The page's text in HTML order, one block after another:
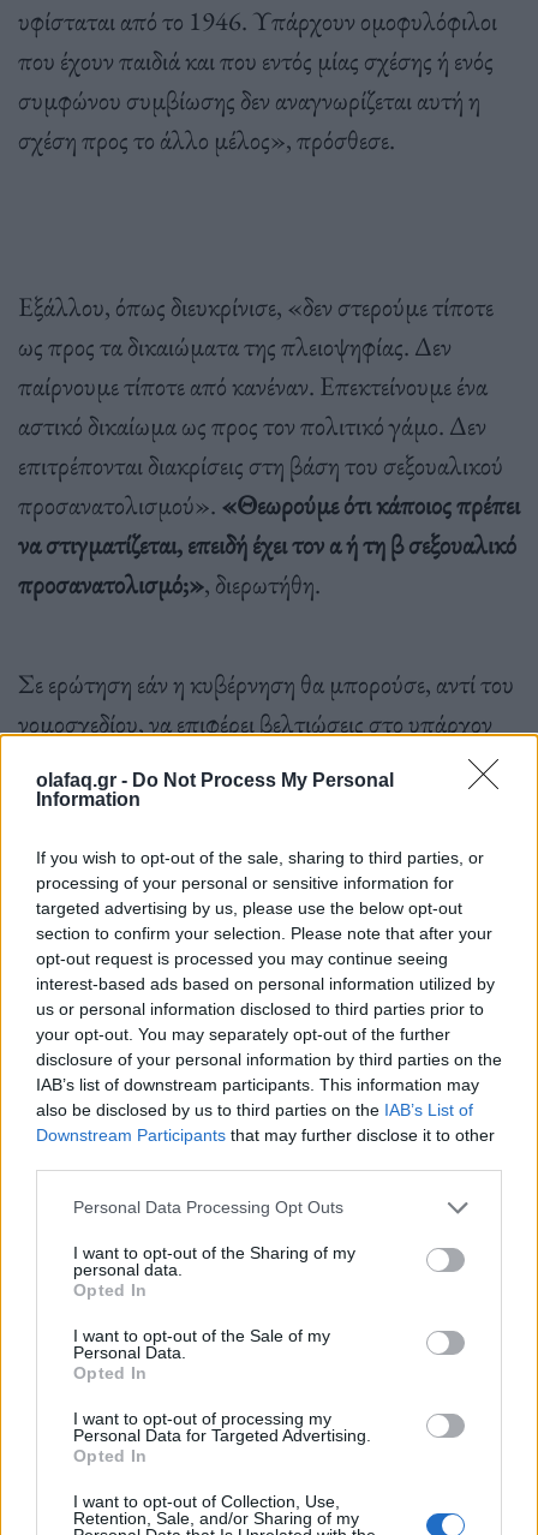
olafaq.gr - Do Not Process My Personal
Information
If you wish to opt-out of the sale, sharing to third parties, or
processing of your personal or sensitive information for
targeted advertising by us, please use the below opt-out
section to confirm your selection. Please note that after your
opt-out request is processed you may continue seeing
interest-based ads based on personal information utilized by
us or personal information disclosed to third parties prior to
your opt-out. You may separately opt-out of the further
disclosure of your personal information by third parties on the
IAB’s list of downstream participants. This information may
also be disclosed by us to third parties on the IAB’s List of
Downstream Participants that may further disclose it to other
Personal Data Processing Opt Outs
I want to opt-out of the Sharing of my
personal data.
Opted In
I want to opt-out of the Sale of my
Personal Data.
Opted In
I want to opt-out of processing my
Personal Data for Targeted Advertising.
Opted In
I want to opt-out of Collection, Use,
Retention, Sale, and/or Sharing of my
υφίσταται από το 1946. Υπάρχουν ομοφυλόφιλοι
που έχουν παιδιά και που εντός μίας σχέσης ή ενός
συμφώνου συμβίωσης δεν αναγνωρίζεται αυτή η
σχέση προς το άλλο μέλος», πρόσθεσε.
Εξάλλου, όπως διευκρίνισε, «δεν στερούμε τίποτε
ως προς τα δικαιώματα της πλειοψηφίας. Δεν
παίρνουμε τίποτε από κανέναν. Επεκτείνουμε ένα
αστικό δικαίωμα ως προς τον πολιτικό γάμο. Δεν
επιτρέπονται διακρίσεις στη βάση του σεξουαλικού
προσανατολισμού». «Θεωρούμε ότι κάποιος πρέπει
να στιγματίζεται, επειδή έχει τον α ή τη β σεξουαλικό
προσανατολισμό;», διερωτήθη.
Σε ερώτηση εάν η κυβέρνηση θα μπορούσε, αντί του
νομοσχεδίου, να επιφέρει βελτιώσεις στο υπάρχον
ξεκαθάρισε: «Θα ήταν σαν να λέμε, “όχι Γιάννης,
δικαιώματα ως προς την υιοθεσία/τεκνοθεσία εντός
του συμφώνου συμβίωσης».
Αλλά, με αυτόν τον τρόπο«θα δημιουργούσαμε
πάλι μια νέα διάκριση […] αυτό που πάμε να
λύσουμε είναι η ανισότητα, το στίγμα, ο
Κληθείς να πάρει θέση σε όσα είπε ο πρώην
πρωθυπουργός, Αντώνης Σαμαράς, για τη
δυνατότητα των βουλευτών να απόσχουν,
σημείωσε: «Η Νέα Δημοκρατία και ο
πρωθυπουργός δεν κρύφτηκαν ποτέ, ότι αυτό
αποτελεί δέσμευση προς υλοποίηση αυτήν την